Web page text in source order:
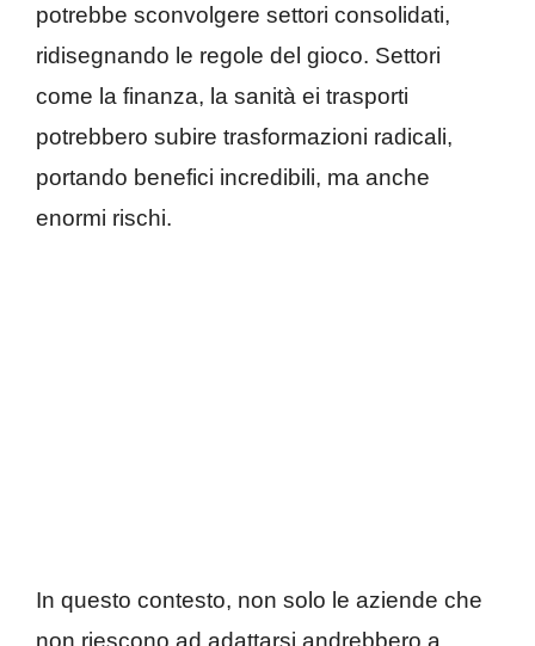
potrebbe sconvolgere settori consolidati,
ridisegnando le regole del gioco. Settori
come la finanza, la sanità ei trasporti
potrebbero subire trasformazioni radicali,
portando benefici incredibili, ma anche
enormi rischi.
In questo contesto, non solo le aziende che
non riescono ad adattarsi andrebbero a